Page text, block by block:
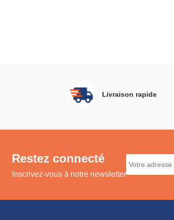
Livraison rapide
Restez connecté
Inscrivez-vous à notre newsletter